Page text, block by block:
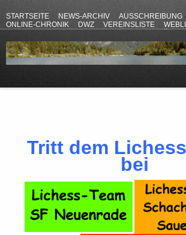
STARTSEITE NEWS-ARCHIV AUSSCHREIBUNG
ONLINE-CHRONIK
DWZ VEREINSLISTE
Tritt dem
bei